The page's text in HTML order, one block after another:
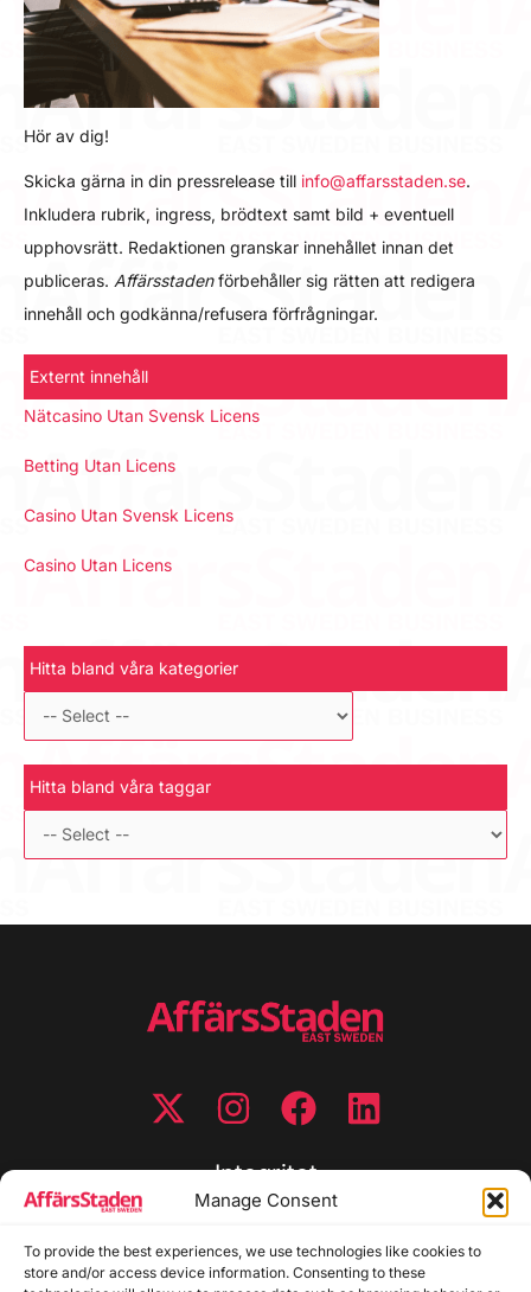
Manage Consent
To provide the best experiences, we use technologies like cookies to
store and/or access device information. Consenting to these
Hör av dig!
Skicka gärna in din pressrelease till info@affarsstaden.se.
Inkludera rubrik, ingress, brödtext samt bild + eventuell
upphovsrätt. Redaktionen granskar innehållet innan det
publiceras. Affärsstadenförbehåller sig rätten att redigera
innehåll och godkänna/refusera förfrågningar.
Externt innehåll
Nätcasino Utan Svensk Licens
Betting Utan Licens
Casino Utan Svensk Licens
Casino Utan Licens
Hitta bland våra kategorier
Hitta bland våra taggar
Integritet
Cookiepolicy
Disclaimer